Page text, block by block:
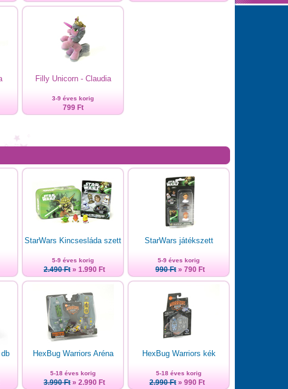
Filly Unicorn - Claudia
3-9 éves korig
799 Ft
StarWars Kincsesláda szett
5-9 éves korig
2.490 Ft » 1.990 Ft
StarWars játékszett
5-9 éves korig
990 Ft » 790 Ft
HexBug Warriors Aréna
5-18 éves korig
3.990 Ft » 2.990 Ft
HexBug Warriors kék
5-18 éves korig
2.990 Ft » 990 Ft